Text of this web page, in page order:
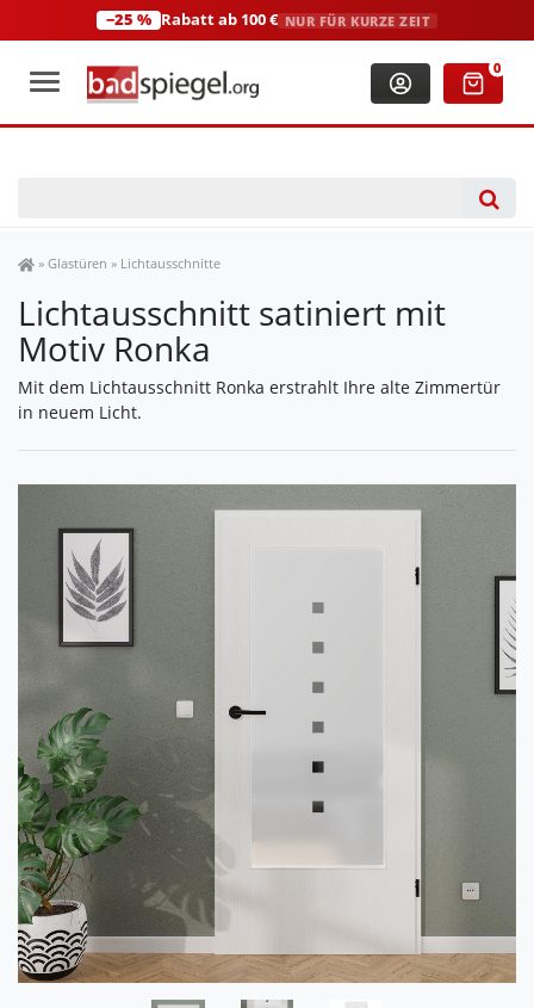
−25 % Rabatt ab 100 € NUR FÜR KURZE ZEIT
+49 (0)2306 3744580 0
Spiegel Shop
» Glastüren » Lichtausschnitte
Lichtausschnitt satiniert mit
Motiv Ronka
Mit dem Lichtausschnitt Ronka erstrahlt Ihre alte Zimmertür
in neuem Licht.